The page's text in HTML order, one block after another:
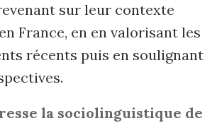
sur leur contexte
France, en en valorisant les
récents puis en soulignant
la sociolinguistique de